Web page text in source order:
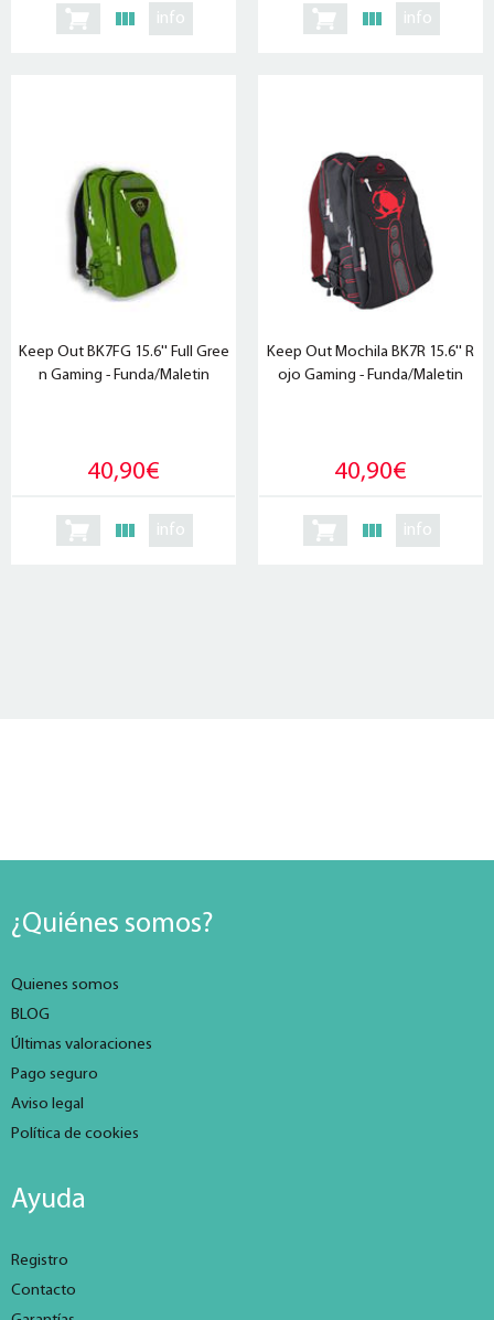
info info
Keep Out BK7FG 15.6'' Full Gree
n Gaming - Funda/Maletin
40,90€
info
Keep Out Mochila BK7R 15.6'' R
ojo Gaming - Funda/Maletin
40,90€
info
¿Quiénes somos?
Quienes somos
BLOG
Últimas valoraciones
Pago seguro
Aviso legal
Política de cookies
Ayuda
Registro
Contacto